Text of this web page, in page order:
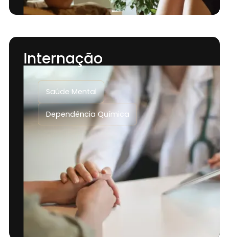
Internação
Saúde Mental
Dependência Química